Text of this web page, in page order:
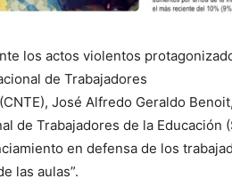
los actos violentos
de Trabajadores
José Alfredo Geraldo
de Trabajadores de la Educación
en defensa de los
las aulas”.